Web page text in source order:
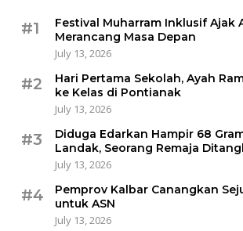
#1
Festival Muharram Inklusif Ajak
Merancang Masa Depan
July 13, 2026
#2
Hari Pertama Sekolah, Ayah
ke Kelas di Pontianak
July 13, 2026
#3
Diduga Edarkan Hampir 68
Landak, Seorang Remaja
July 13, 2026
#4
Pemprov Kalbar Canangkan
untuk ASN
July 13, 2026